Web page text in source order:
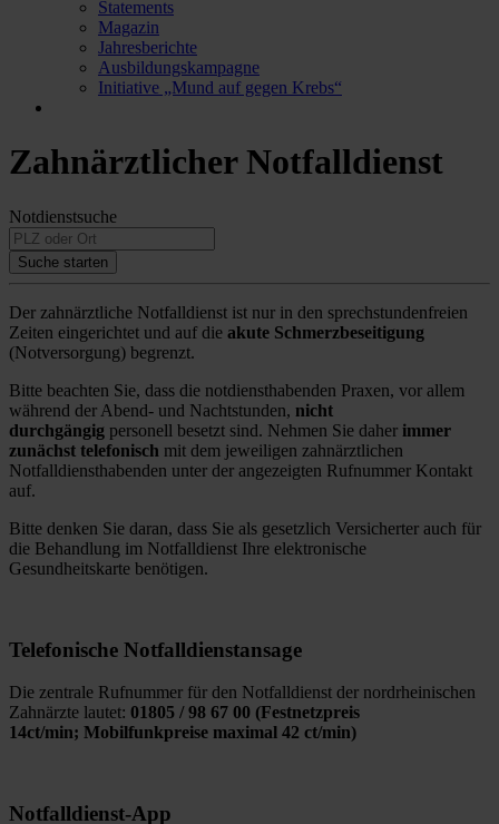
Statements
Magazin
Jahresberichte
Ausbildungskampagne
Initiative „Mund auf gegen Krebs“
Zahnärztlicher Notfalldienst
Notdienstsuche
Suche starten
Der zahnärztliche Notfalldienst ist nur in den sprechstundenfreien
Zeiten eingerichtet und auf die akute Schmerzbeseitigung
(Notversorgung) begrenzt.
Bitte beachten Sie, dass die notdiensthabenden Praxen, vor allem
während der Abend- und Nachtstunden, nicht
durchgängig personell besetzt sind. Nehmen Sie daher immer
zunächst telefonisch mit dem jeweiligen zahnärztlichen
Notfalldiensthabenden unter der angezeigten Rufnummer Kontakt
auf.
Bitte denken Sie daran, dass Sie als gesetzlich Versicherter auch für
die Behandlung im Notfalldienst Ihre elektronische
Gesundheitskarte benötigen.
Telefonische Notfalldienstansage
Die zentrale Rufnummer für den Notfalldienst der nordrheinischen
Zahnärzte lautet: 01805 / 98 67 00 (Festnetzpreis
14ct/min; Mobilfunkpreise maximal 42 ct/min)
Notfalldienst-App